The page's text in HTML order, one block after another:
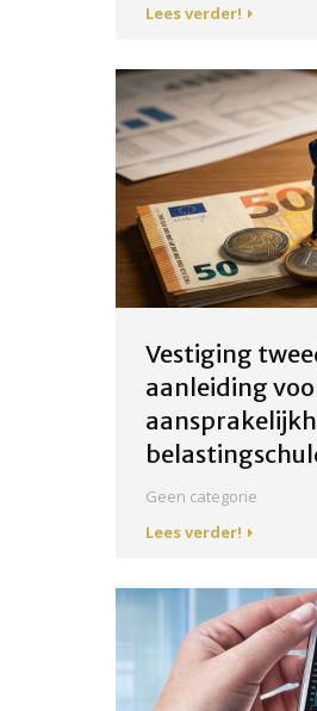
Lees verder!
Vestiging
aanleiding
Geen categorie
Lees verder!